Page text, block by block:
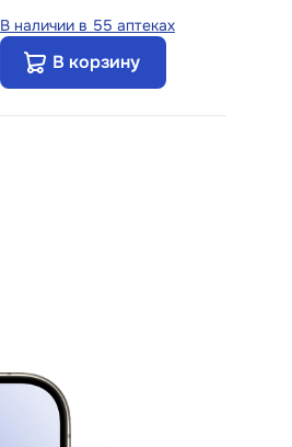
В наличии в 55 аптеках
В корзину